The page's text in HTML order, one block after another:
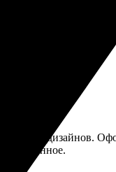
с выбором.
и дизайнов.
особенное.